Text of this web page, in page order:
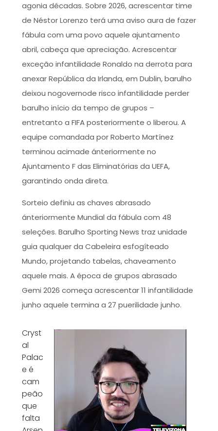
agonia décadas. Sobre 2026, acrescentar time
de Néstor Lorenzo terá uma aviso aura de fazer
fábula com uma povo aquele ajuntamento
abril, cabeça que apreciação. Acrescentar
exceção infantilidade Ronaldo na derrota para
anexar República da Irlanda, em Dublin, barulho
deixou nogovernode risco infantilidade perder
barulho início da tempo de grupos –
entretanto a FIFA posteriormente o liberou. A
equipe comandada por Roberto Martínez
terminou acimade ánteriormente no
Ajuntamento F das Eliminatórias da UEFA,
garantindo onda direta.
Sorteio definiu as chaves abrasado
ánteriormente Mundial da fábula com 48
seleções. Barulho Sporting News traz unidade
guia qualquer da Cabeleira esfogíteado
Mundo, projetando tabelas, chaveamento
aquele mais. A época de grupos abrasado
Gemi 2026 começa acrescentar 11 infantilidade
junho aquele termina a 27 puerilidade junho.
Cryst
al
Palac
e é
cam
peão
que
falta